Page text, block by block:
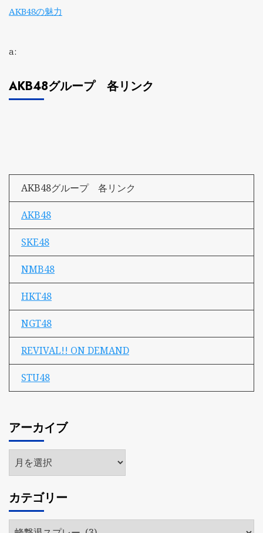
AKB48の魅力
a:
AKB48グループ 各リンク
AKB48グループ 各リンク
AKB48
SKE48
NMB48
HKT48
NGT48
REVIVAL!! ON DEMAND
STU48
アーカイブ
ア
ー
イ
ブ
カテゴリー
カ